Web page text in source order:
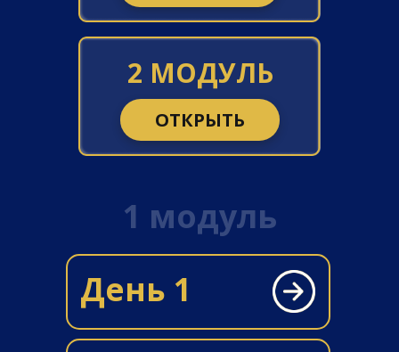
2 МОДУЛЬ
ОТКРЫТЬ
День 1
1 модуль